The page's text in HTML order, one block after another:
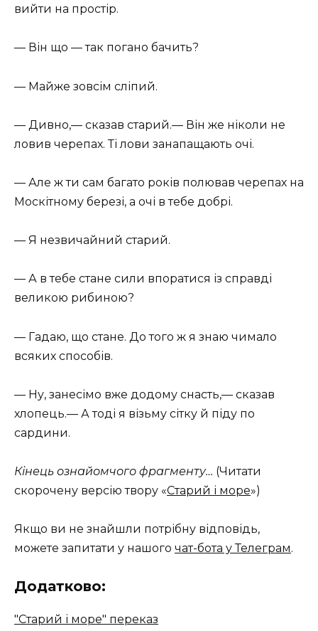
вийти на простір.
— Він що — так погано бачить?
— Майже зовсім сліпий.
— Дивно,— сказав старий.— Він же ніколи не
ловив черепах. Ті лови занапащають очі.
— Але ж ти сам багато років полював черепах на
Москітному березі, а очі в тебе добрі.
— Я незвичайний старий.
— А в тебе стане сили впоратися із справді
великою рибиною?
— Гадаю, що стане. До того ж я знаю чимало
всяких способів.
— Ну, занесімо вже додому снасть,— сказав
хлопець.— А тоді я візьму сітку й піду по
сардини.
Кінець ознайомчого фрагменту… (Читати
скорочену версію твору «Старий і море»)
Якщо ви не знайшли потрібну відповідь,
можете запитати у нашого чат-бота у Телеграм.
Додатково:
"Старий і море" переказ